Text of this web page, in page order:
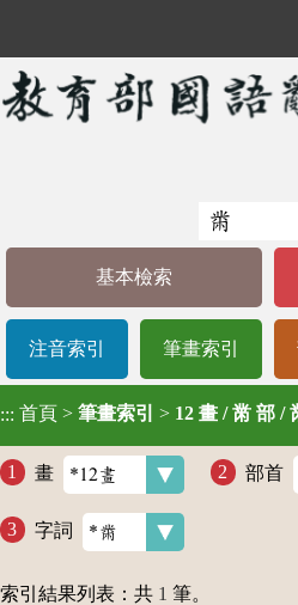
基本檢索
注音索引 筆畫索引
::: 首頁 > 筆畫索引 > 12 畫 / 黹 部 /
畫 部首
字詞
索引結果列表：共 1 筆。